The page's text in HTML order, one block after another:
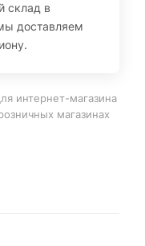
склад в
доставляем
интернет-магазина
магазинах